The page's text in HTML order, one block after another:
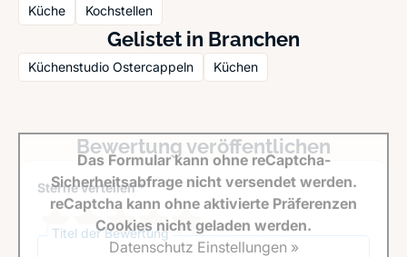
Küche Kochstellen
Gelistet in Branchen
Küchenstudio Ostercappeln Küchen
Bewertung veröffentlichen
Sterne verteilen *
Titel der Bewertung
Das Formular kann ohne reCaptcha-
Sicherheitsabfrage nicht versendet werden.
reCaptcha kann ohne aktivierte Präferenzen
Cookies nicht geladen werden.
Datenschutz Einstellungen »